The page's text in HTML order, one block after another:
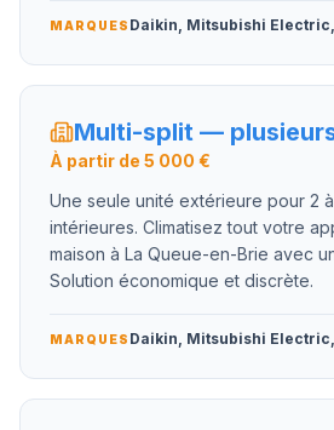
MARQUES Daikin, Mitsubishi Electric,
Multi-split —
À partir de 5 000 €
Une seule unité extérieure pour 2
intérieures. Climatisez tout votre
maison à La Queue-en-Brie avec
Solution économique et discrète.
MARQUES Daikin, Mitsubishi